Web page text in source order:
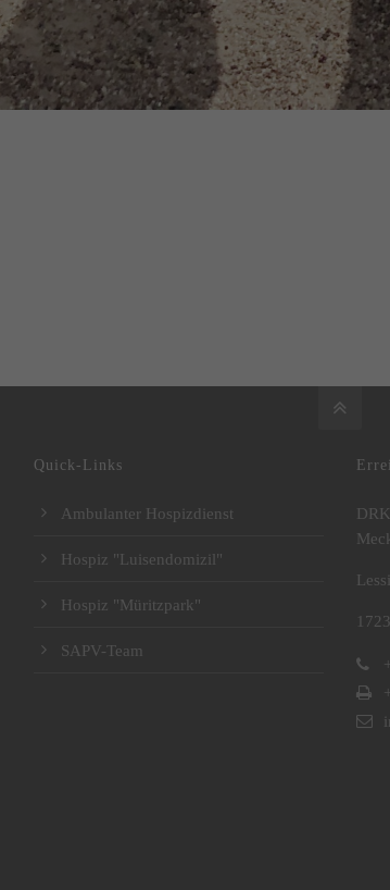
Quick-Links
Ambulanter Hospizdienst
Hospiz "Luisendomizil"
Hospiz "Müritzpark"
SAPV-Team